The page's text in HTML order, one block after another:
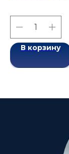
2001
В корзину